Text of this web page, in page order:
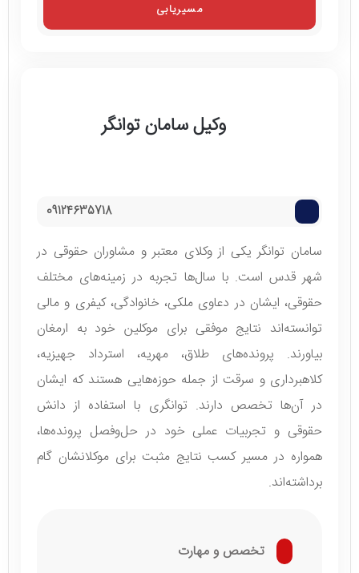
مسیریابی
وکیل سامان توانگر
09124635718
سامان توانگر یکی از وکلای معتبر و مشاوران حقوقی در
شهر قدس است. با سال‌ها تجربه در زمینه‌های مختلف
حقوقی، ایشان در دعاوی ملکی، خانوادگی، کیفری و مالی
توانسته‌اند نتایج موفقی برای موکلین خود به ارمغان
بیاورند. پرونده‌های طلاق، مهریه، استرداد جهیزیه،
کلاهبرداری و سرقت از جمله حوزه‌هایی هستند که ایشان
در آن‌ها تخصص دارند. توانگری با استفاده از دانش
حقوقی و تجربیات عملی خود در حل‌وفصل پرونده‌ها،
همواره در مسیر کسب نتایج مثبت برای موکلانشان گام
برداشته‌اند.
تخصص و مهارت